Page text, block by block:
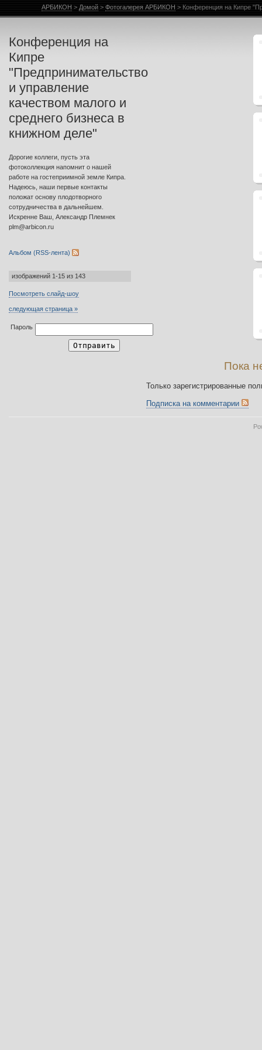
Фотогалерея АРБИКОН
Конференция на
Кипре
"Предпринимательство
и управление
качеством малого и
среднего бизнеса в
книжном деле"
Дорогие коллеги, пусть эта
фотоколлекция напомнит о нашей
работе на гостеприимной земле Кипра.
Надеюсь, наши первые контакты
положат основу плодотворного
сотрудничества в дальнейшем.
Искренне Ваш, Александр Племнек
plm@arbicon.ru
Альбом (RSS-лента)
изображений 1-15 из 143
Посмотреть слайд-шоу
следующая страница »
Пароль
АРБИКОН > Домой > Фотогалерея АРБИКОН > Конференция на Кипре
Пока
Только зарегистрированные
Подписка на комментарии